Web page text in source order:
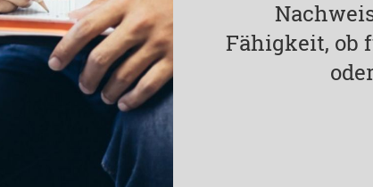
Fähigkeit, ob